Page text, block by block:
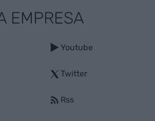
EMPRESA
Youtube
Twitter
Rss